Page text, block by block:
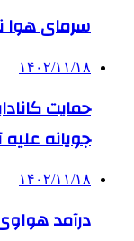
سرمای هوا
۱۴۰۲/۱۱/۱۸
حمایت
جویانه علیه
۱۴۰۲/۱۱/۱۸
درآمد